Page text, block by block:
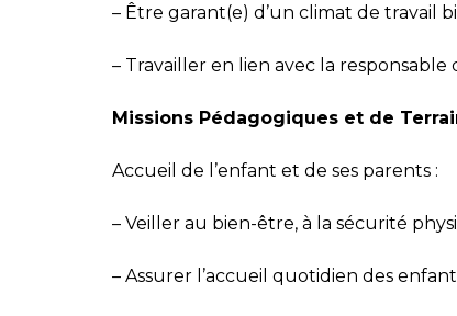
– Être garant(e) d’un climat de travail
– Travailler en lien avec la
Missions Pédagogiques et de
Accueil de l’enfant et de ses parents :
– Veiller au bien-être, à la sécurité
– Assurer l’accueil quotidien des